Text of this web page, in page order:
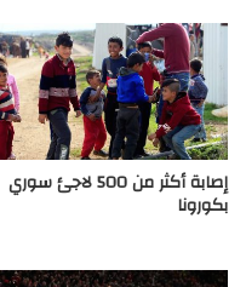
إصابة أكثر من 500 لاجئ سوري
بكورونا